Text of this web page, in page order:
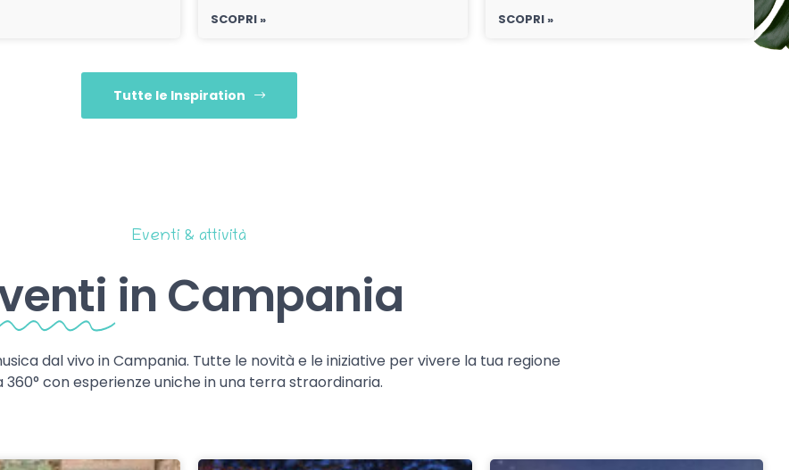
SCOPRI » SCOPRI »
Tutte le Inspiration
Eventi & attività
in Campania
dal vivo in Campania. Tutte le novità e le iniziative per vivere la tua regione
360° con esperienze uniche in una terra straordinaria.